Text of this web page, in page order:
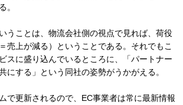
。
うことは、物流会社側の視点で見れば、荷役
売上が減る）ということである。それでもこ
スに盛り込んでいるところに、「パートナー
にする」という同社の姿勢がうかがえる。
で更新されるので、EC事業者は常に最新情報